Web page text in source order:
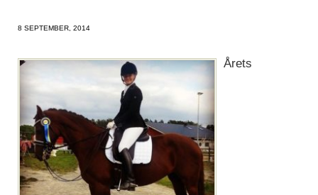
8 SEPTEMBER, 2014
Årets